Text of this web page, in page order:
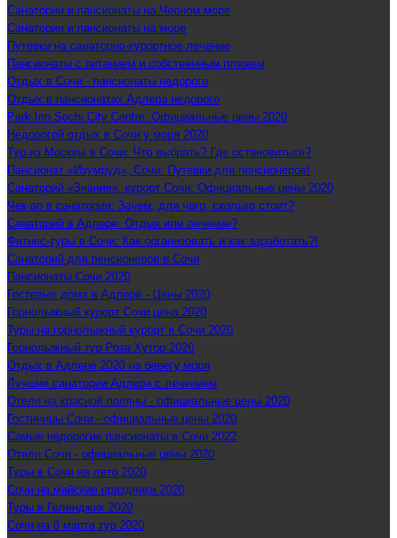
Санатории и пансионаты на Черном море
Санатории и пансионаты на море
Путевки на санаторно-курортное лечение
Пансионаты с питанием и собственным пляжем
Отдых в Сочи - пансионаты недорого
Отдых в пансионатах Адлера недорого
Park Inn Sochi City Centre: Официальные цены 2020
Недорогой отдых в Сочи у моря 2020
Тур из Москвы в Сочи: Что выбрать? Где остановиться?
Пансионат «Изумруд», Сочи: Путевки для пенсионеров!
Санаторий «Знание», курорт Сочи: Официальные цены 2020
Чек-ап в санатории: Зачем, для чего, сколько стоит?
Санаторий в Адлере: Отдых или лечение?
Фитнес-туры в Сочи: Как организовать и как заработать?!
Санаторий для пенсионеров в Сочи
Пансионаты Сочи 2020
Гостевые дома в Адлере - Цены 2020
Горнолыжный курорт Сочи цена 2020
Туры на горнолыжный курорт в Сочи 2020
Горнолыжный тур Роза Хутор 2020
Отдых в Адлере 2020 на берегу моря
Лучшие санатории Адлера с лечением
Отели на красной поляны - официальные цены 2020
Гостиницы Сочи - официальные цены 2020
Самые недорогие пансионаты в Сочи 2022
Отели Сочи - официальные цены 2020
Туры в Сочи на лето 2020
Сочи на майские праздники 2020
Туры в Геленджик 2020
Сочи на 8 марта тур 2020